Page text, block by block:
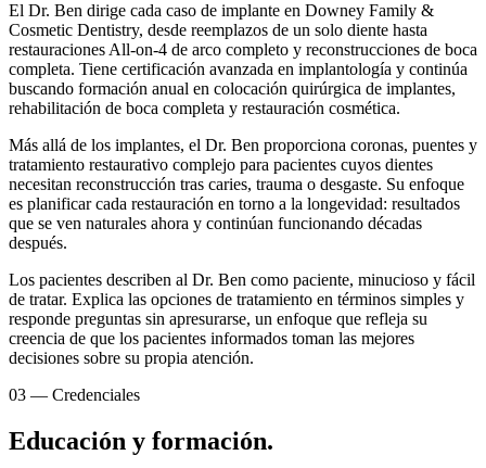
El Dr. Ben dirige cada caso de implante en Downey Family &
Cosmetic Dentistry, desde reemplazos de un solo diente hasta
restauraciones All-on-4 de arco completo y reconstrucciones de boca
completa. Tiene certificación avanzada en implantología y continúa
buscando formación anual en colocación quirúrgica de implantes,
rehabilitación de boca completa y restauración cosmética.
Más allá de los implantes, el Dr. Ben proporciona coronas, puentes y
tratamiento restaurativo complejo para pacientes cuyos dientes
necesitan reconstrucción tras caries, trauma o desgaste. Su enfoque
es planificar cada restauración en torno a la longevidad: resultados
que se ven naturales ahora y continúan funcionando décadas
después.
Los pacientes describen al Dr. Ben como paciente, minucioso y fácil
de tratar. Explica las opciones de tratamiento en términos simples y
responde preguntas sin apresurarse, un enfoque que refleja su
creencia de que los pacientes informados toman las mejores
decisiones sobre su propia atención.
03 — Credenciales
Educación y formación.